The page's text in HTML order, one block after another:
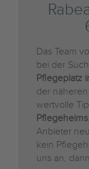
Das Team
bei der
Pflegeplatz
der
wertvolle
Pflegeheims
Anbieter
kein
uns an,